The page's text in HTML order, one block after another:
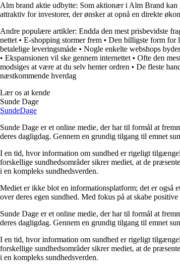
Alm brand aktie udbytte: Som aktionær i Alm Brand kan
attraktiv for investorer, der ønsker at opnå en direkte
Andre populære artikler: Endda den mest prisbevidste
nettet • E-shopping stormer frem • Den billigste form for
betalelige leveringsmåde • Nogle enkelte webshops
• Ekspansionen vil ske gennem internettet • Ofte den
modsiges at være at du selv henter ordren • De fleste
næstkommende hverdag
Lær os at kende
Sunde Dage
SundeDage
Sunde Dage er et online medie, der har til formål at
deres dagligdag. Gennem en grundig tilgang til emnet
I en tid, hvor information om sundhed er rigeligt
forskellige sundhedsområder sikrer mediet, at de
i en kompleks sundhedsverden.
Mediet er ikke blot en informationsplatform; det er også
over deres egen sundhed. Med fokus på at skabe
Sunde Dage er et online medie, der har til formål at
deres dagligdag. Gennem en grundig tilgang til emnet
I en tid, hvor information om sundhed er rigeligt
forskellige sundhedsområder sikrer mediet, at de
i en kompleks sundhedsverden.